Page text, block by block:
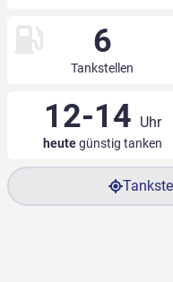
6
Tankstellen
12-14 Uhr
heutegünstig tanken